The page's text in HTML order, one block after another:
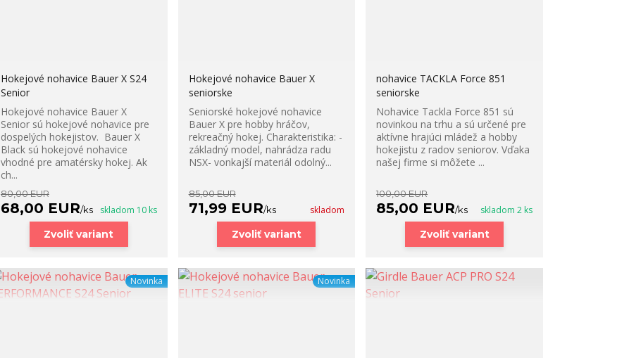
Hokejové nohavice Bauer X S24
Senior
Hokejové nohavice Bauer X
Senior sú hokejové nohavice pre
dospelých hokejistov. Bauer X
Black sú hokejové nohavice
vhodné pre amatérsky hokej. Ak
ch...
80,00 EUR
68,00 EUR/ks skladom 10 ks
Zvoliť variant
Hokejové nohavice Bauer X
seniorske
Seniorské hokejové nohavice
Bauer X pre hobby hráčov,
rekreačný hokej. Charakteristika: -
základný model, nahrádza radu
NSX- vonkajší materiál odolný...
85,00 EUR
71,99 EUR/ks skladom
Zvoliť variant
nohavice TACKLA Force 851
seniorske
Nohavice Tackla Force 851 sú
novinkou na trhu a sú určené pre
aktívne hrajúci mládež a hobby
hokejistu z radov seniorov. Vďaka
našej firme si môžete ...
100,00 EUR
85,00 EUR/ks skladom 2 ks
Zvoliť variant
Novinka Novinka